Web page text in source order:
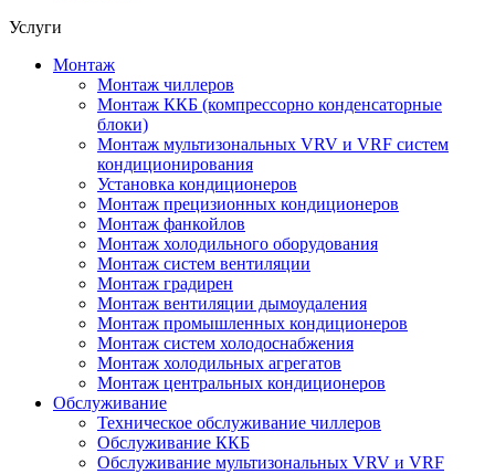
Услуги
Монтаж
Монтаж чиллеров
Монтаж ККБ (компрессорно конденсаторные
блоки)
Монтаж мультизональных VRV и VRF систем
кондиционирования
Установка кондиционеров
Монтаж прецизионных кондиционеров
Монтаж фанкойлов
Монтаж холодильного оборудования
Монтаж систем вентиляции
Монтаж градирен
Монтаж вентиляции дымоудаления
Монтаж промышленных кондиционеров
Монтаж систем холодоснабжения
Монтаж холодильных агрегатов
Монтаж центральных кондиционеров
Обслуживание
Техническое обслуживание чиллеров
Обслуживание ККБ
Обслуживание мультизональных VRV и VRF